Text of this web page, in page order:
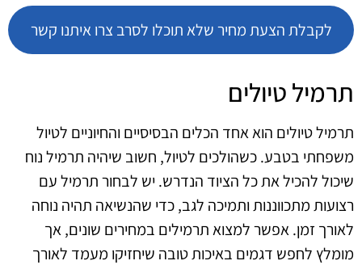
לקבלת הצעת מחיר שלא תוכלו לסרב צרו איתנו קשר
תרמיל טיולים
תרמיל טיולים הוא אחד הכלים הבסיסיים והחיוניים לטיול
משפחתי בטבע. כשהולכים לטיול, חשוב שיהיה תרמיל נוח
שיכול להכיל את כל הציוד הנדרש. יש לבחור תרמיל עם
רצועות מתכווננות ותמיכה לגב, כדי שהנשיאה תהיה נוחה
לאורך זמן. אפשר למצוא תרמילים במחירים שונים, אך
מומלץ לחפש דגמים באיכות טובה שיחזיקו מעמד לאורך